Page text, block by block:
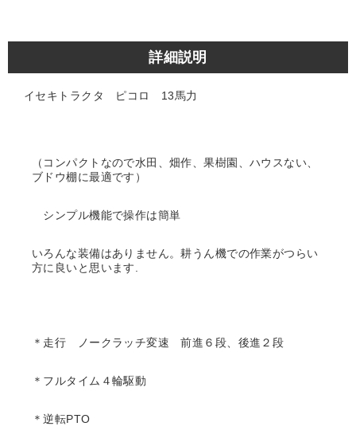
詳細説明
イセキトラクタ ピコロ 13馬力
（コンパクトなので水田、畑作、果樹園、ハウスない、
ブドウ棚に最適です）
シンプル機能で操作は簡単
いろんな装備はありません。耕うん機での作業がつらい
方に良いと思います.
＊走行 ノークラッチ変速 前進６段、後進２段
＊フルタイム４輪駆動
＊逆転PTO